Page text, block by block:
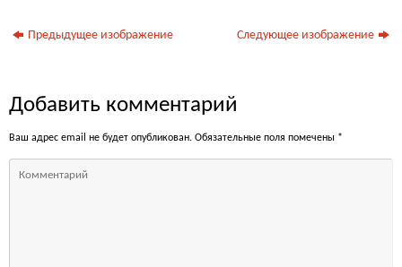
Предыдущее изображение Следующее изображение
Добавить комментарий
Ваш адрес email не будет опубликован. Обязательные поля помечены *